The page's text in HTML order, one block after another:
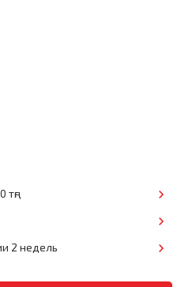
2 недель